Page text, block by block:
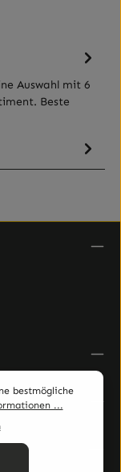
Auswahl mit 6
Beste
bestmögliche
...